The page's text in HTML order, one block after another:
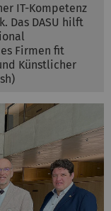
IT-Kompetenz
Das DASU hilft
Firmen fit
Künstlicher